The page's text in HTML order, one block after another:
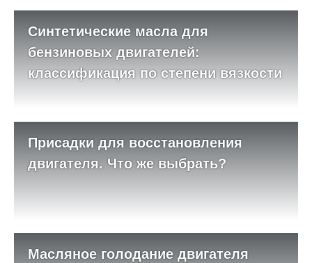
Синтетические масла для
бензиновых двигателей:
классификация по степени вязкости
Присадки для восстановления
двигателя. Что же выбрать?
Масляное голодание двигателя